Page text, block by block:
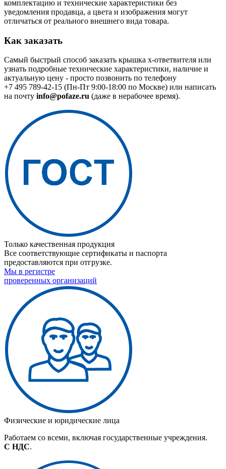
комплектацию и технические характеристики без
уведомления продавца, а цвета и изображения могут
отличаться от реального внешнего вида товара.
Как заказать
Самый быстрый способ заказать крышка x-ответвителя или
узнать подробные технические характеристики, наличие и
актуальную цену - просто позвонить по телефону
+7 495 789-42-15 (Пн-Пт 9:00-18:00 по Москве) или написать
на почту info@pofaze.ru (даже в нерабочее время).
Только качественная продукция
Все соответствующие сертификаты и паспорта
предоставляются при отгрузке.
Мы в регистре
проверенных организаций
Физические и юридические лица
Работаем со всеми, включая государственные учреждения.
С НДС.